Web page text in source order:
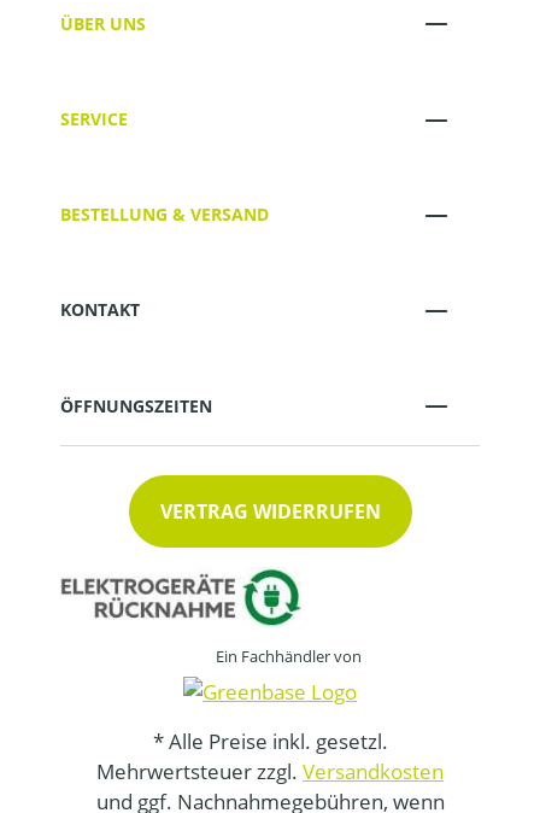
ÜBER UNS
SERVICE
BESTELLUNG & VERSAND
KONTAKT
ÖFFNUNGSZEITEN
VERTRAG WIDERRUFEN
Ein Fachhändler von
* Alle Preise inkl. gesetzl.
Mehrwertsteuer zzgl. Versandkosten
und ggf. Nachnahmegebühren, wenn